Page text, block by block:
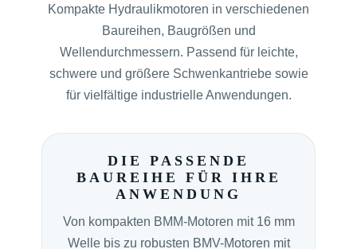
Kompakte Hydraulikmotoren in verschiedenen
Baureihen, Baugrößen und
Wellendurchmessern. Passend für leichte,
schwere und größere Schwenkantriebe sowie
für vielfältige industrielle Anwendungen.
DIE PASSENDE
BAUREIHE FÜR IHRE
ANWENDUNG
Von kompakten BMM-Motoren mit 16 mm
Welle bis zu robusten BMV-Motoren mit